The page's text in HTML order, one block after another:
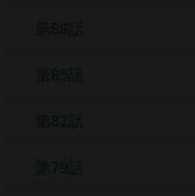
第88話
第85話
第82話
第79話